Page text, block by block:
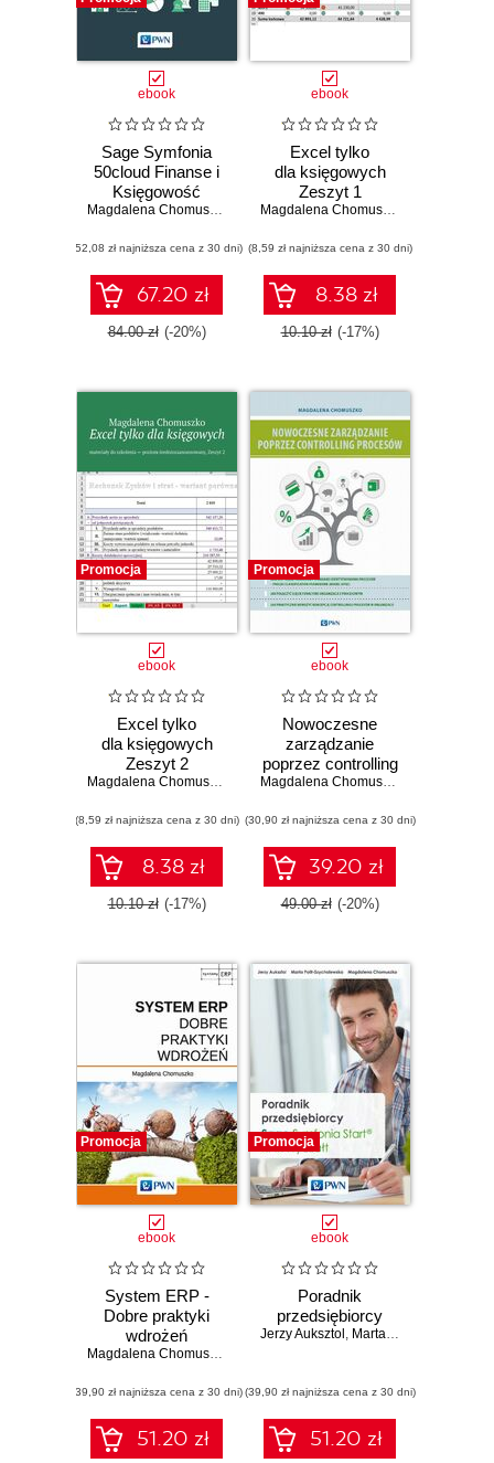
ebook
Sage Symfonia
50cloud Finanse i
Księgowość
Magdalena Chomuszko
(52,08 zł najniższa cena z 30 dni)
67.20 zł
84.00 zł (-20%)
ebook
Excel tylko
dla księgowych
Zeszyt 1
Magdalena Chomuszko
(8,59 zł najniższa cena z 30 dni)
8.38 zł
10.10 zł (-17%)
Promocja
ebook
Excel tylko
dla księgowych
Zeszyt 2
Magdalena Chomuszko
(8,59 zł najniższa cena z 30 dni)
8.38 zł
10.10 zł (-17%)
Promocja
ebook
Nowoczesne
zarządzanie
poprzez controlling
procesów
Magdalena Chomuszko
(30,90 zł najniższa cena z 30 dni)
39.20 zł
49.00 zł (-20%)
Promocja
ebook
System ERP -
Dobre praktyki
wdrożeń
Magdalena Chomuszko
(39,90 zł najniższa cena z 30 dni)
51.20 zł
Promocja
ebook
Poradnik
przedsiębiorcy
Jerzy Auksztol , Marta Polit-Szychalewska
(39,90 zł najniższa cena z 30 dni)
51.20 zł